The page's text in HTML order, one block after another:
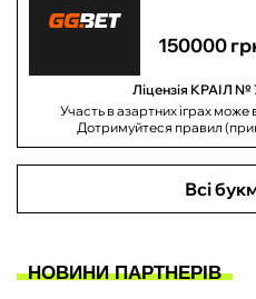
150000
Ліцензія КРАІЛ №
Участь в азартних іграх може
Дотримуйтеся правил
Всі